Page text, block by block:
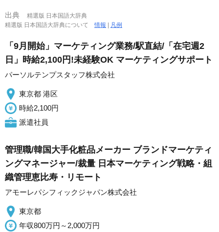
出典
精選版 日本国語大辞典
精選版 日本国語大辞典について情報 凡例
「9月開始」マーケティング業務/駅直結/「在宅週2
日」時給2,100円!未経験OK マーケティングサポート
パーソルテンプスタッフ株式会社
東京都 港区
時給2,100円
派遣社員
管理職/韓国大手化粧品メーカー ブランドマーケティ
ングマネージャー/裁量 日本マーケティング戦略・組
織管理恵比寿・リモート
アモーレパシフィックジャパン株式会社
東京都
年収800万円～2,000万円